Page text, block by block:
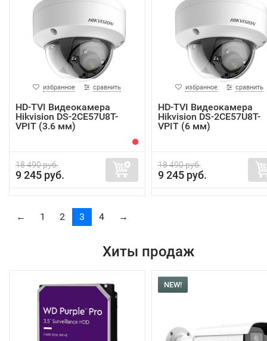
избранное сравнить
HD-TVI Видеокамера
Hikvision DS-2CE57U8T-
VPIT (3.6 мм)
18 490 руб.
9 245 руб.
избранное сравнить
HD-TVI Видеокамера
Hikvision DS-2CE57U8T-
VPIT (6 мм)
18 490 руб.
9 245 руб.
← 1 2 3 4 →
Хиты продаж
NEW!